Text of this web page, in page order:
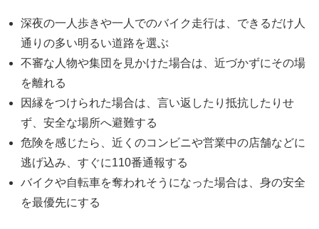
深夜の一人歩きや一人でのバイク走行は、できるだけ人
通りの多い明るい道路を選ぶ
不審な人物や集団を見かけた場合は、近づかずにその場
を離れる
因縁をつけられた場合は、言い返したり抵抗したりせ
ず、安全な場所へ避難する
危険を感じたら、近くのコンビニや営業中の店舗などに
逃げ込み、すぐに110番通報する
バイクや自転車を奪われそうになった場合は、身の安全
を最優先にする